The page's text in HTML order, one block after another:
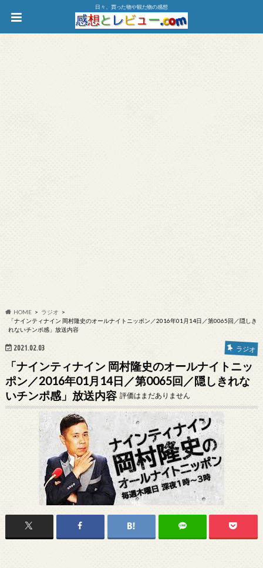
日々、買った物や観た物の感想
HOME
ラジオ
「ナインティナイン 岡村隆史のオールナイトニッポン／2016年01月14日／第0065回／隠しき
れないチンポ感」放送内容
2021.02.03 ラジオ
「ナインティナイン 岡村隆史のオールナイトニッ
ポン／2016年01月14日／第0065回／隠しきれな
いチンポ感」放送内容 評価はまだありません